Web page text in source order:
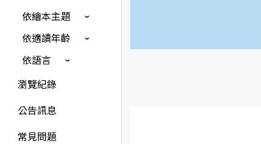
依繪本主題
依適讀年齡
依語言
瀏覽紀錄
公告訊息
常見問題